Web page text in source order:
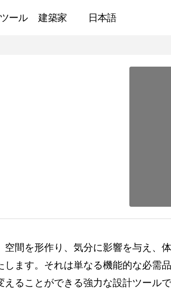
ール 建築家 日本語
間を形作り、気分に影響を与え、体
ます。それは単なる機能的な必需品
ることができる強力な設計ツールで